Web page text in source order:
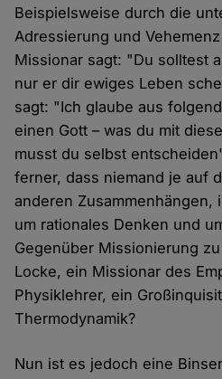
Beispielsweise durch die
Adressierung und
Missionar sagt: "Du solltest
nur er dir ewiges Leben
sagt: "Ich glaube aus
einen Gott – was du mit
musst du selbst
ferner, dass niemand je auf
anderen Zusammenhängen,
um rationales Denken und
Gegenüber Missionierung
Locke, ein Missionar des
Physiklehrer, ein
Thermodynamik?
Nun ist es jedoch eine